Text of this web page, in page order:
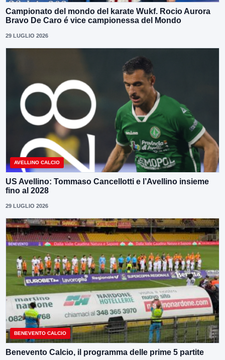
Campionato del mondo del karate Wukf. Rocio Aurora
Bravo De Caro é vice campionessa del Mondo
29 LUGLIO 2026
AVELLINO CALCIO
US Avellino: Tommaso Cancellotti e l’Avellino insieme
fino al 2028
29 LUGLIO 2026
BENEVENTO CALCIO
Benevento Calcio, il programma delle prime 5 partite